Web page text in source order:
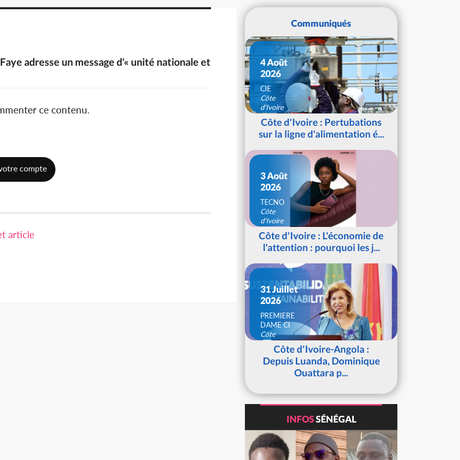
adresse un message d'« unité nationale et
ce contenu.
compte
article
Communiqués
4 Août
2026
CIE
Côte
d'Ivoire
Côte d'Ivoire : Pertubations
sur la ligne d'alimentation é...
3 Août
2026
TECNO
Côte
d'Ivoire
Côte d'Ivoire : L'économie de
l'attention : pourquoi les j...
31 Juillet
2026
PREMIERE
DAME CI
Côte
d'IvoireCôte d'Ivoire-Angola :
Depuis Luanda, Dominique
Ouattara p...
INFOSSÉNÉGAL